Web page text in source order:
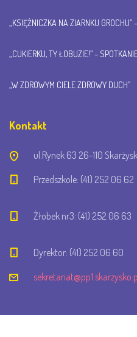
„KSIĘŻNICZKA NA ZIARNKU GROCHU”
„CUKIERKU, TY ŁOBUZIE!” –
„W ZDROWYM CIELE ZDROWY DUCH”
Kontakt
ul.Rynek 63 26-110
Przedszkole: (41) 252 06 62
Żłobek nr3: (41) 252 06 63
Dyrektor: (41) 252 06 60